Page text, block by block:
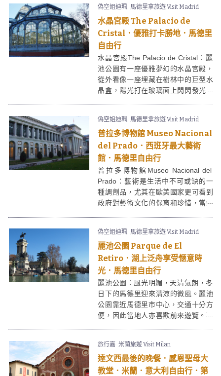
十分熱門舉行婚禮的場地。
偽空姐迪珮 馬德里拿旅遊 Visit Madrid
水晶宮殿 The Palacio de
Cristal．優雅打卡勝地．馬德里
自由行
水晶宮殿The Palacio de Cristal：麗
池公園有一座優雅夢幻的水晶宮殿，
從外看像一座埋藏在樹林中的巨型水
晶盒，陽光打在玻璃面上閃閃發光；
里其中一個最受遊客和本地青年人歡
迎的打卡勝地。
偽空姐迪珮 馬德里拿旅遊 Visit Madrid
普拉多博物館 Museo Nacional
del Prado．西班牙最大藝術
館．馬德里自由行
普拉多博物館Museo Nacional del
Prado：藝術是生活中不可或缺的一
種調劑品，尤其在歐美國家更可看到
政府對藝術文化的保育和珍惜，當然
黎羅浮宮和倫敦大英博物館一同被稱
為「世界三大藝術館」的普拉多博物
館。
偽空姐迪珮 馬德里拿旅遊 Visit Madrid
麗池公園 Parque de El
Retiro．湖上泛舟享受愜意時
光．馬德里自由行
麗池公園：風光明媚，天清氣朗，冬
日下的馬德里迎來清涼的微風。麗池
公園靠近馬德里市中心，交通十分方
便，因此當地人亦喜歡前來遊覽。不
走，享受愜意的午後。
旅行嘉 米蘭旅遊 Visit Milan
達文西最後的晚餐．感恩聖母大
教堂．米蘭．意大利自由行．第